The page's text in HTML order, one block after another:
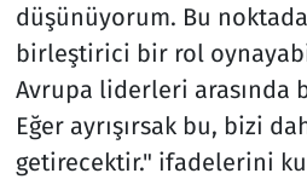
düşünüyorum. Bu
birleştirici bir rol
Avrupa liderleri arasında
Eğer ayrışırsak bu, bizi
getirecektir." ifadelerini